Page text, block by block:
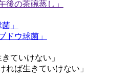
」
ていけない」